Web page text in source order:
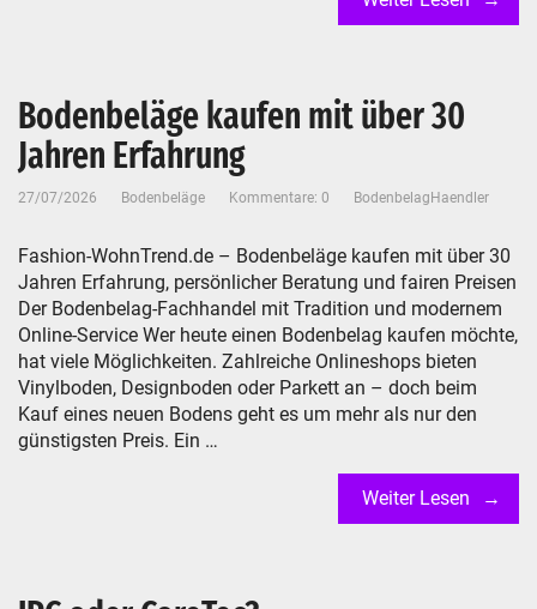
Bodenbeläge kaufen mit über 30
Jahren Erfahrung
27/07/2026 Bodenbeläge Kommentare: 0 BodenbelagHaendler
Fashion-WohnTrend.de – Bodenbeläge kaufen mit über 30
Jahren Erfahrung, persönlicher Beratung und fairen Preisen
Der Bodenbelag-Fachhandel mit Tradition und modernem
Online-Service Wer heute einen Bodenbelag kaufen möchte,
hat viele Möglichkeiten. Zahlreiche Onlineshops bieten
Vinylboden, Designboden oder Parkett an – doch beim
Kauf eines neuen Bodens geht es um mehr als nur den
günstigsten Preis. Ein …
Weiter Lesen